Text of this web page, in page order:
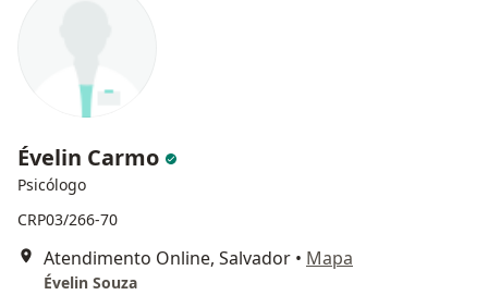
Évelin Carmo
Psicólogo
CRP03/266-70
Atendimento Online, Salvador • Mapa
Évelin Souza